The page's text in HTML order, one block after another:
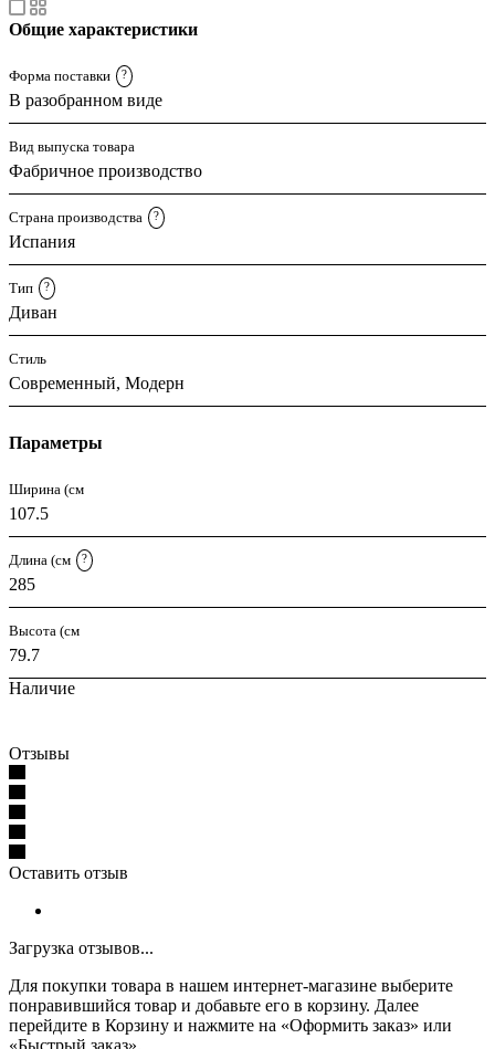
Общие характеристики
Форма поставки ?
В разобранном виде
Вид выпуска товара
Фабричное производство
Страна производства ?
Испания
Тип ?
Диван
Стиль
Современный, Модерн
Параметры
Ширина (см
107.5
Длина (см ?
285
Высота (см
79.7
Наличие
Отзывы
Оставить отзыв
Загрузка отзывов...
Для покупки товара в нашем интернет-магазине выберите
понравившийся товар и добавьте его в корзину. Далее
перейдите в Корзину и нажмите на «Оформить заказ» или
«Быстрый заказ».